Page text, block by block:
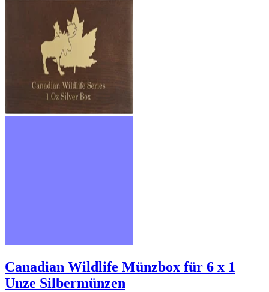
Canadian Wildlife Münzbox für 6 x 1
Unze Silbermünzen